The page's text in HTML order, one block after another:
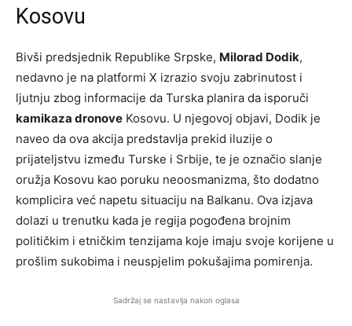
Kosovu
Bivši predsjednik Republike Srpske, Milorad Dodik,
nedavno je na platformi X izrazio svoju zabrinutost i
ljutnju zbog informacije da Turska planira da isporuči
kamikaza dronove Kosovu. U njegovoj objavi, Dodik je
naveo da ova akcija predstavlja prekid iluzije o
prijateljstvu između Turske i Srbije, te je označio slanje
oružja Kosovu kao poruku neoosmanizma, što dodatno
komplicira već napetu situaciju na Balkanu. Ova izjava
dolazi u trenutku kada je regija pogođena brojnim
političkim i etničkim tenzijama koje imaju svoje korijene u
prošlim sukobima i neuspjelim pokušajima pomirenja.
Sadržaj se nastavlja nakon oglasa